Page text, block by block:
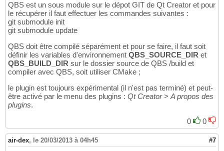
QBS est un sous module sur le dépot GIT de Qt Creator et pour
le récupérer il faut effectuer les commandes suivantes :
git submodule init
git submodule update
QBS doit être compilé séparément et pour se faire, il faut soit
définir les variables d'environnement QBS_SOURCE_DIR et
QBS_BUILD_DIR sur le dossier source de QBS /build et
compiler avec QBS, soit utiliser CMake ;
le plugin est toujours expérimental (il n'est pas terminé) et peut-
être activé par le menu des plugins : Qt Creator> A propos des
plugins.
0
0
air-dex, le 20/03/2013 à 04h45 #7